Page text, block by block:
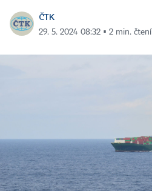
ČTK
29. 5. 2024 08:32 ▪ 2 min. čtení